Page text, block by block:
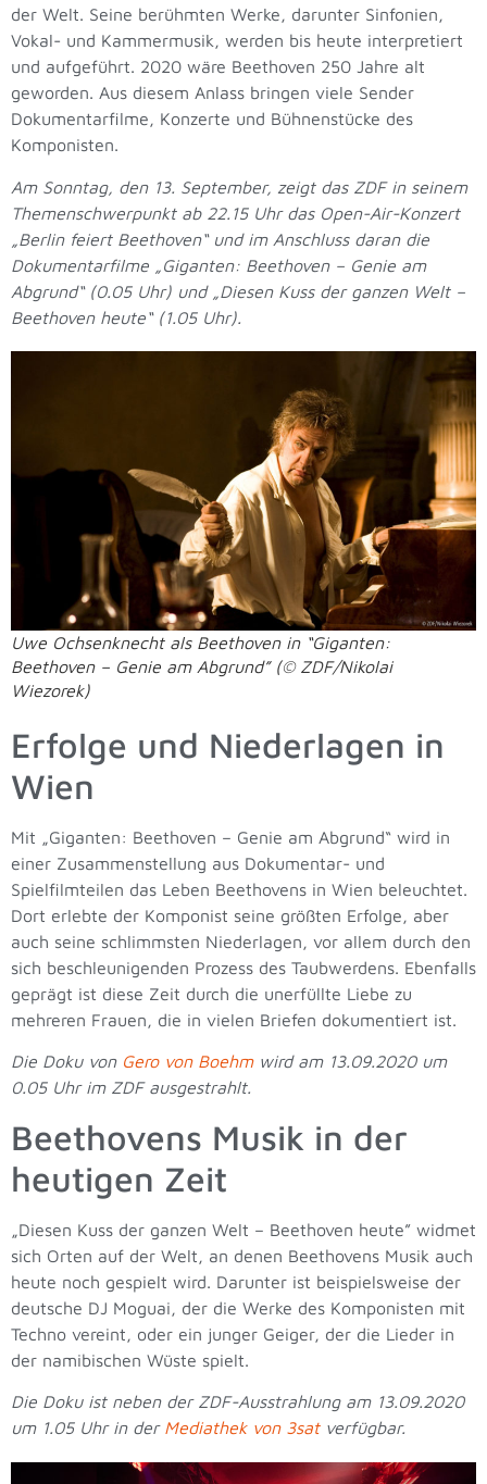
der Welt. Seine berühmten Werke, darunter Sinfonien,
Vokal- und Kammermusik, werden bis heute interpretiert
und aufgeführt. 2020 wäre Beethoven 250 Jahre alt
geworden. Aus diesem Anlass bringen viele Sender
Dokumentarfilme, Konzerte und Bühnenstücke des
Komponisten.
Am Sonntag, den 13. September, zeigt das ZDF in seinem
Themenschwerpunkt ab 22.15 Uhr das Open-Air-Konzert
„Berlin feiert Beethoven“ und im Anschluss daran die
Dokumentarfilme „Giganten: Beethoven – Genie am
Abgrund“ (0.05 Uhr) und „Diesen Kuss der ganzen Welt –
Beethoven heute“ (1.05 Uhr).
Uwe Ochsenknecht als Beethoven in “Giganten:
Beethoven – Genie am Abgrund” (© ZDF/Nikolai
Wiezorek)
Erfolge und Niederlagen in
Wien
Mit „Giganten: Beethoven – Genie am Abgrund“ wird in
einer Zusammenstellung aus Dokumentar- und
Spielfilmteilen das Leben Beethovens in Wien beleuchtet.
Dort erlebte der Komponist seine größten Erfolge, aber
auch seine schlimmsten Niederlagen, vor allem durch den
sich beschleunigenden Prozess des Taubwerdens. Ebenfalls
geprägt ist diese Zeit durch die unerfüllte Liebe zu
mehreren Frauen, die in vielen Briefen dokumentiert ist.
Die Doku von Gero von Boehmwird am 13.09.2020 um
0.05 Uhr im ZDF ausgestrahlt.
Beethovens Musik in der
heutigen Zeit
„Diesen Kuss der ganzen Welt – Beethoven heute” widmet
sich Orten auf der Welt, an denen Beethovens Musik auch
heute noch gespielt wird. Darunter ist beispielsweise der
deutsche DJ Moguai, der die Werke des Komponisten mit
Techno vereint, oder ein junger Geiger, der die Lieder in
der namibischen Wüste spielt.
Die Doku ist neben der ZDF-Ausstrahlung am 13.09.2020
um 1.05 Uhr in der Mediathek von 3satverfügbar.